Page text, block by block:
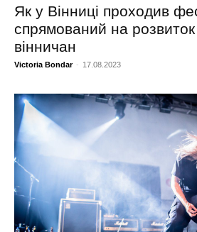
Як у Вінниці проходив
спрямований на розвиток
вінничан
Victoria Bondar - 17.08.2023